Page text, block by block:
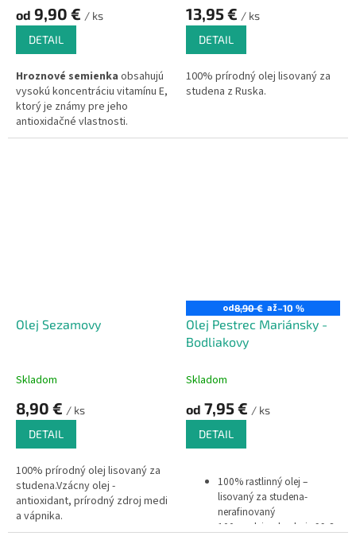
od 9,90 € / ks
DETAIL
Hroznové semienka obsahujú
vysokú koncentráciu vitamínu E,
ktorý je známy pre jeho
antioxidačné vlastnosti.
Obsahuje vitamíny skupiny B a
13,95 € / ks
DETAIL
100% prírodný olej lisovaný za
studena z Ruska.
Olej Sezamovy
Skladom
8,90 € / ks
DETAIL
100% prírodný olej lisovaný za
studena.Vzácny olej -
antioxidant, prírodný zdroj medi
a vápnika.
od8,90 € až–10 %
Olej Pestrec Mariánsky -
Bodliakovy
Skladom
od 7,95 € / ks
DETAIL
100% rastlinný olej –
lisovaný za studena-
nerafinovaný
100 gr oleja obsahuje 99,8